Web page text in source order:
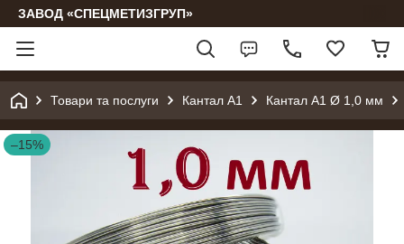
ЗАВОД «СПЕЦМЕТИЗГРУП»
Товари та послуги Кантал А1 Кантал А1 Ø 1,0 мм
–15%